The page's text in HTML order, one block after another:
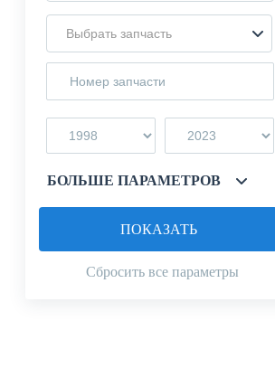
Выбрать запчасть
БОЛЬШЕ ПАРАМЕТРОВ
Сбросить все параметры
ПОКАЗАТЬ